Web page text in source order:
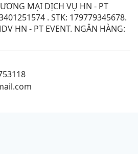
MẠI DỊCH VỤ HN - PT
. STK: 179779345678.
HN - PT EVENT. NGÂN HÀNG: